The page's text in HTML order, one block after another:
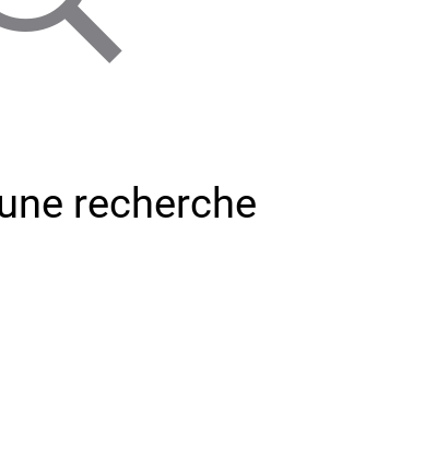
recherche